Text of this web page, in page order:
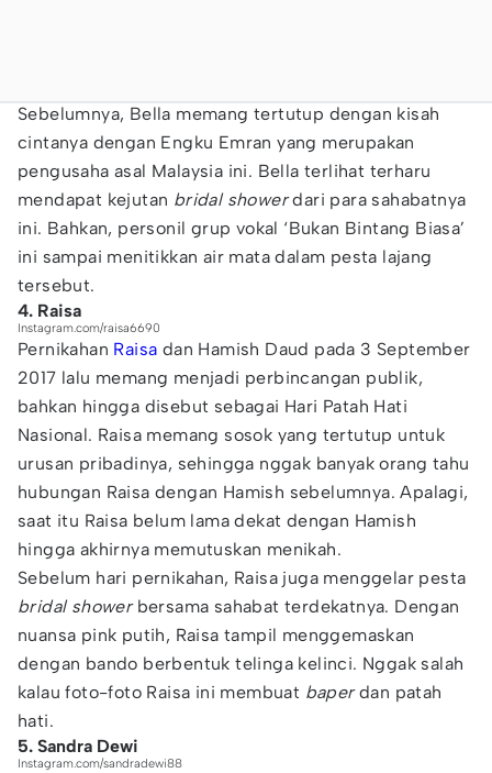
Sebelumnya, Bella memang tertutup dengan kisah
cintanya dengan Engku Emran yang merupakan
pengusaha asal Malaysia ini. Bella terlihat terharu
mendapat kejutan bridal showerdari para sahabatnya
ini. Bahkan, personil grup vokal ‘Bukan Bintang Biasa’
ini sampai menitikkan air mata dalam pesta lajang
tersebut.
4. Raisa
Instagram.com/raisa6690
Pernikahan Raisa dan Hamish Daud pada 3 September
2017 lalu memang menjadi perbincangan publik,
bahkan hingga disebut sebagai Hari Patah Hati
Nasional. Raisa memang sosok yang tertutup untuk
urusan pribadinya, sehingga nggak banyak orang tahu
hubungan Raisa dengan Hamish sebelumnya. Apalagi,
saat itu Raisa belum lama dekat dengan Hamish
hingga akhirnya memutuskan menikah.
Sebelum hari pernikahan, Raisa juga menggelar pesta
bridal shower bersama sahabat terdekatnya. Dengan
nuansa pink putih, Raisa tampil menggemaskan
dengan bando berbentuk telinga kelinci. Nggak salah
kalau foto-foto Raisa ini membuat baperdan patah
hati.
5. Sandra Dewi
Instagram.com/sandradewi88